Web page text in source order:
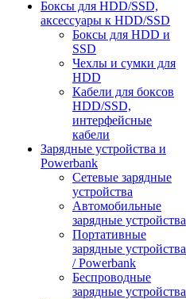
Боксы для HDD/SSD,
аксессуары к HDD/SSD
Боксы для HDD и
SSD
Чехлы и сумки для
HDD
Кабели для боксов
HDD/SSD,
интерфейсные
кабели
Зарядные устройства и
Powerbank
Сетевые зарядные
устройства
Автомобильные
зарядные устройства
Портативные
зарядные устройства
/ Powerbank
Беспроводные
зарядные устройства